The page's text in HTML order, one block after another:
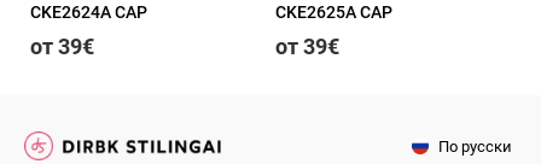
CKE2624A CAP
от 39€
CKE2625A CAP
от 39€
По русски